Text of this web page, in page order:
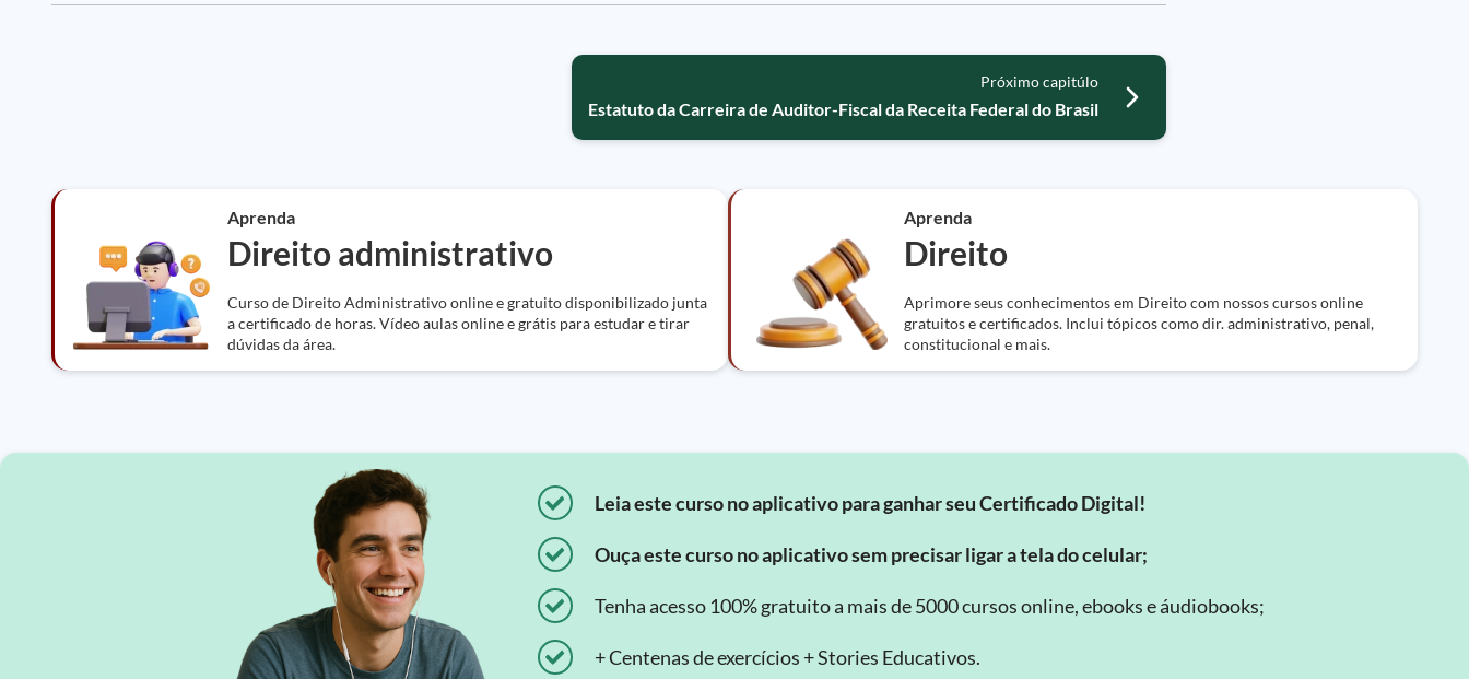
Próximo capitúlo
Estatuto da Carreira de Auditor-Fiscal da Receita Federal do Brasil
Aprenda
Direito administrativo
Curso de Direito Administrativo online e gratuito disponibilizado junta
a certificado de horas. Vídeo aulas online e grátis para estudar e tirar
dúvidas da área.
Aprenda
Direito
Aprimore seus conhecimentos em Direito com nossos cursos online
gratuitos e certificados. Inclui tópicos como dir. administrativo, penal,
constitucional e mais.
Leia este curso no aplicativo para ganhar seu Certificado Digital!
Ouça este curso no aplicativo sem precisar ligar a tela do celular;
Tenha acesso 100% gratuito a mais de 5000 cursos online, ebooks e áudiobooks;
+ Centenas de exercícios + Stories Educativos.